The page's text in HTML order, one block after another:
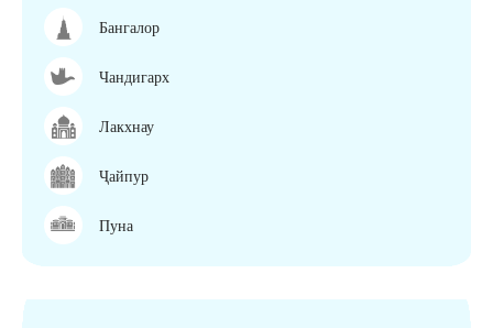
Бангалор
Чандигарх
Лакхнау
Ҷайпур
Пуна